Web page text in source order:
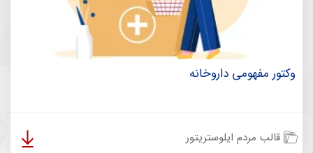
وکتور مفهومی داروخانه
قالب مردم ایلوستریتور